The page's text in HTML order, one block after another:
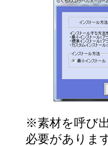
※素材を呼び
必要がありま